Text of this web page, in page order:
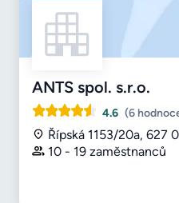
ANTS spol. s.r.o.
4.6 (6
Řípská 1153/20a, 627
10 - 19 zaměstnanců